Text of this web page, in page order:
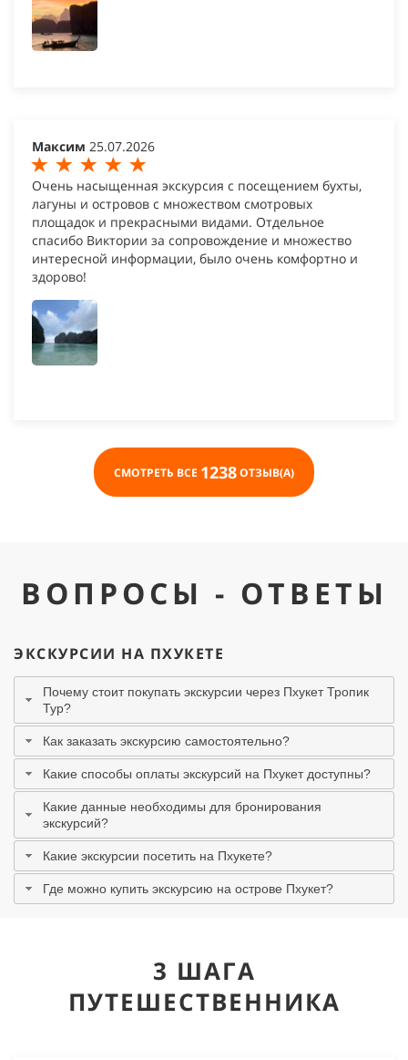
Максим 25.07.2026
Очень насыщенная экскурсия с посещением бухты,
лагуны и островов с множеством смотровых
площадок и прекрасными видами. Отдельное
спасибо Виктории за сопровождение и множество
интересной информации, было очень комфортно и
здорово!
СМОТРЕТЬ ВСЕ 1238ОТЗЫВ(А)
ВОПРОСЫ - ОТВЕТЫ
ЭКСКУРСИИ НА ПХУКЕТЕ
Почему стоит покупать экскурсии через Пхукет Тропик
Тур?
Как заказать экскурсию самостоятельно?
Какие способы оплаты экскурсий на Пхукет доступны?
Какие данные необходимы для бронирования
экскурсий?
Какие экскурсии посетить на Пхукете?
Где можно купить экскурсию на острове Пхукет?
3 ШАГА
ПУТЕШЕСТВЕННИКА